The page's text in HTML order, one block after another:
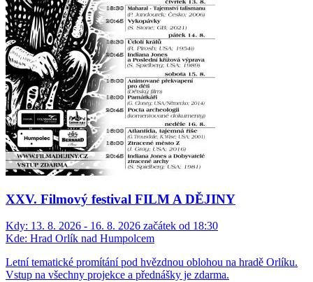
XXV. Filmový festival FILM A DĚJINY
Kdy: 13. 8. 2026 - 16. 8. 2026 začátek od 18:30
Kde: Hrad Orlík nad Humpolcem
Letní tematické promítání pod hvězdnou oblohou na hradě Orlíku.
Vstup na všechny projekce a přednášky je zdarma.